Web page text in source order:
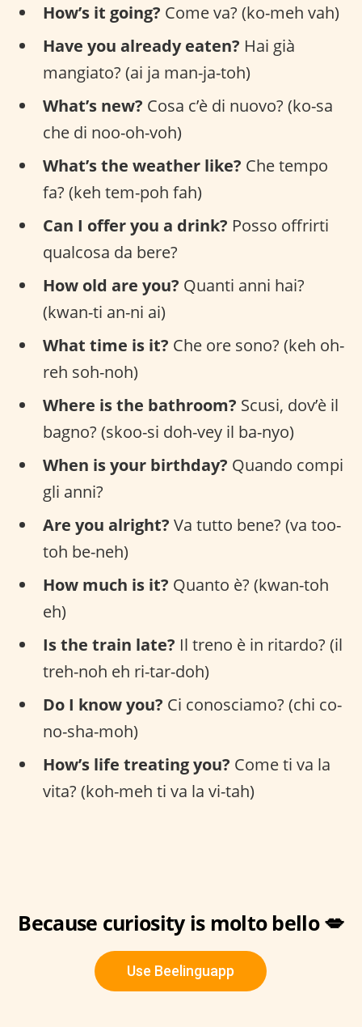
How’s it going? Come va? (ko-meh vah)
Have you already eaten? Hai già
mangiato? (ai ja man-ja-toh)
What’s new? Cosa c’è di nuovo? (ko-sa
che di noo-oh-voh)
What’s the weather like? Che tempo
fa? (keh tem-poh fah)
Can I offer you a drink? Posso offrirti
qualcosa da bere?
How old are you? Quanti anni hai?
(kwan-ti an-ni ai)
What time is it? Che ore sono? (keh oh-
reh soh-noh)
Where is the bathroom? Scusi, dov’è il
bagno? (skoo-si doh-vey il ba-nyo)
When is your birthday? Quando compi
gli anni?
Are you alright? Va tutto bene? (va too-
toh be-neh)
How much is it? Quanto è? (kwan-toh
eh)
Is the train late? Il treno è in ritardo? (il
treh-noh eh ri-tar-doh)
Do I know you? Ci conosciamo? (chi co-
no-sha-moh)
How’s life treating you? Come ti va la
vita? (koh-meh ti va la vi-tah)
Because curiosity is molto bello 💋
Use Beelinguapp